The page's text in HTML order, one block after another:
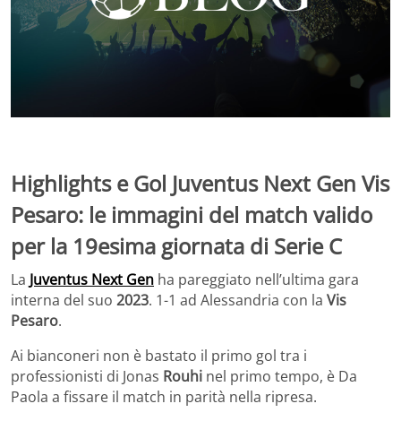
Highlights e Gol Juventus Next Gen Vis
Pesaro: le immagini del match valido
per la 19esima giornata di Serie C
La Juventus Next Gen ha pareggiato nell’ultima gara
interna del suo 2023. 1-1 ad Alessandria con la Vis
Pesaro.
Ai bianconeri non è bastato il primo gol tra i
professionisti di Jonas Rouhi nel primo tempo, è Da
Paola a fissare il match in parità nella ripresa.